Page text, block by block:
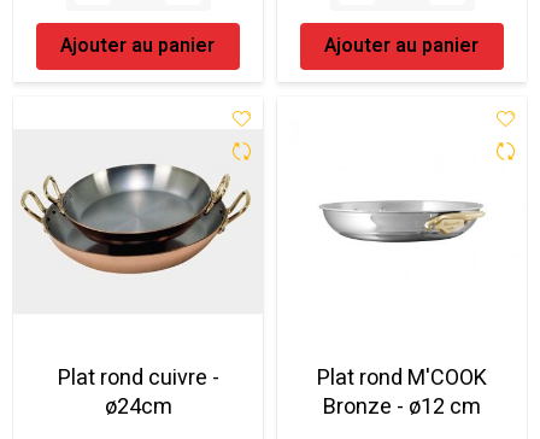
Ajouter au panier Ajouter au panier
Plat rond cuivre -
ø24cm
Plat rond M'COOK
Bronze - ø12 cm